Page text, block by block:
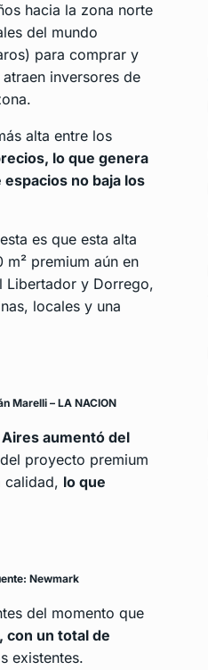
hacia la zona norte
del mundo
para comprar y
inversores de
alta entre los
lo que genera
no baja los
es que esta alta
premium aún en
Libertador y Dorrego,
locales y una
Marelli – LA NACION
aumentó del
proyecto premium
calidad, lo que
Newmark
del momento que
con un total de
existentes.